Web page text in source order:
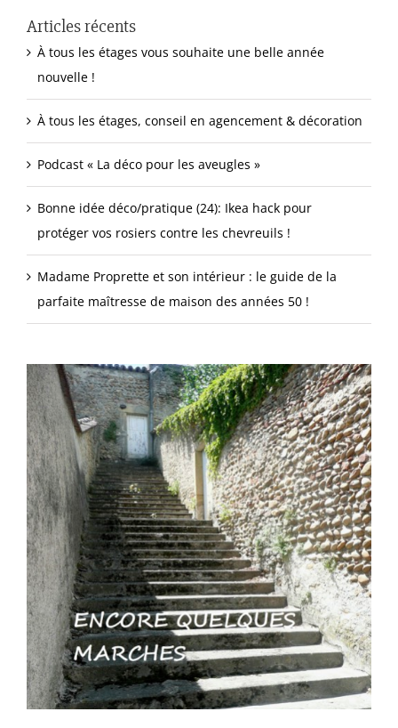
Articles récents
À tous les étages vous souhaite une belle année
nouvelle !
À tous les étages, conseil en agencement & décoration
Podcast « La déco pour les aveugles »
Bonne idée déco/pratique (24): Ikea hack pour
protéger vos rosiers contre les chevreuils !
Madame Proprette et son intérieur : le guide de la
parfaite maîtresse de maison des années 50 !